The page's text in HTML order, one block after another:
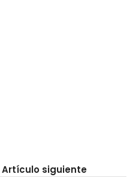
Artículo siguiente